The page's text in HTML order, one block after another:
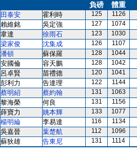
負磅
體重
田泰安 霍利時 125 1126
賴維銘 吳定強 127 1074
韋達 徐雨石 123 1030
梁家俊 沈集成 126 1107
潘頓 蘇保羅 128 1044
安國倫 容天鵬 128 1042
呂卓賢 苗禮德 120 1041
彭利力 告達理 122 1144
蔡明紹 蔡約翰 131 1063
黎海榮 何良 131 1156
薛寶力 姚本輝 133 1077
楊明綸 李易達 116 1134
吳嘉晉 葉楚航 112 1096
蘇狄雄 告東尼 131 1114